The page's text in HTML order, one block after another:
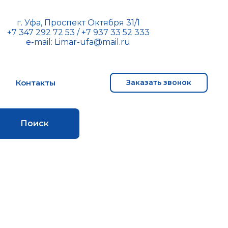
г. Уфа, Проспект Октября 31/1
+7 347 292 72 53 /+7 937 33 52 333
e-mail: Limar-ufa@mail.ru
Контакты Заказать звонок
Поиск